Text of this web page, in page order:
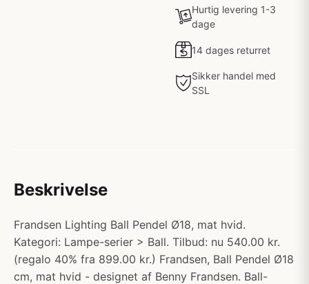
Hurtig levering 1-3
dage
14 dages returret
Sikker handel med
SSL
Beskrivelse
Frandsen Lighting Ball Pendel Ø18, mat hvid.
Kategori: Lampe-serier > Ball. Tilbud: nu 540.00 kr.
(regalo 40% fra 899.00 kr.) Frandsen, Ball Pendel Ø18
cm, mat hvid - designet af Benny Frandsen. Ball-